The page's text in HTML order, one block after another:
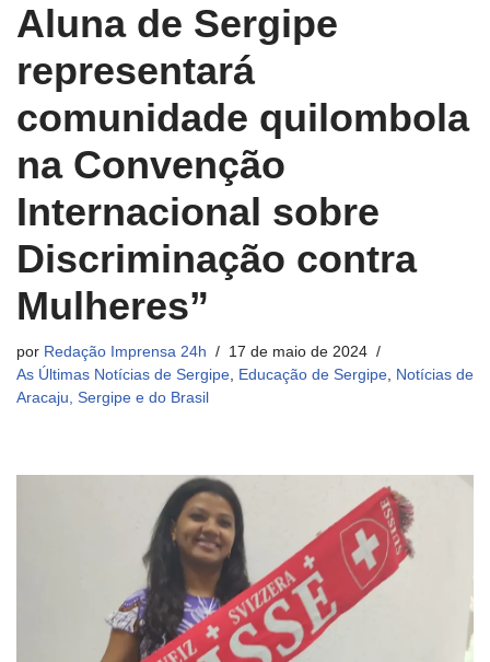
Aluna de Sergipe
representará
comunidade quilombola
na Convenção
Internacional sobre
Discriminação contra
Mulheres”
por Redação Imprensa 24h
17 de maio de 2024
As Últimas Notícias de Sergipe, Educação de Sergipe, Notícias de
Aracaju, Sergipe e do Brasil